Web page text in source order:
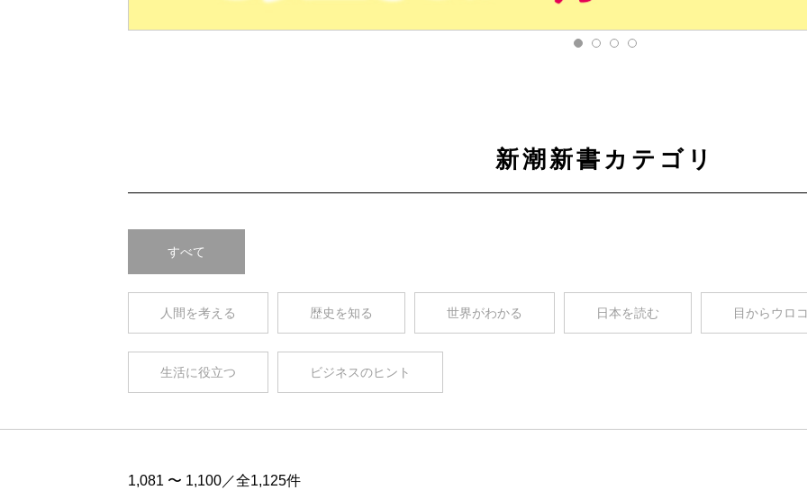
新潮新書カテゴリ
すべて
人間を考える 歴史を知る 世界がわかる 日本を読む 目からウロコ
生活に役立つ ビジネスのヒント
1,081 〜 1,100／全1,125件